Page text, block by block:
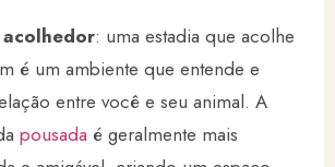
: uma estadia que acolhe
é um ambiente que entende e
entre você e seu animal. A
pousada é geralmente mais